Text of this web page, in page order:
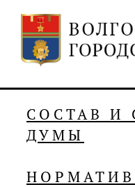
СОСТАВ И
ДУМЫ